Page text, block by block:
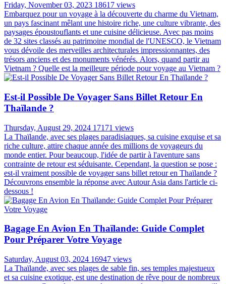
Friday, November 03, 2023 18617 views
Embarquez pour un voyage à la découverte du charme du Vietnam,
un pays fascinant mêlant une histoire riche, une culture vibrante, des
paysages époustouflants et une cuisine délicieuse. Avec pas moins
de 32 sites classés au patrimoine mondial de l'UNESCO, le Vietnam
vous dévoile des merveilles architecturales impressionnantes, des
trésors anciens et des monuments vénérés. Alors, quand partir au
Vietnam ? Quelle est la meilleure période pour voyage au Vietnam ?
Est-il Possible De Voyager Sans Billet Retour En
Thaïlande ?
Thursday, August 29, 2024 17171 views
La Thaïlande, avec ses plages paradisiaques, sa cuisine exquise et sa
riche culture, attire chaque année des millions de voyageurs du
monde entier. Pour beaucoup, l'idée de partir à l'aventure sans
contrainte de retour est séduisante. Cependant, la question se pose :
est-il vraiment possible de voyager sans billet retour en Thaïlande ?
Découvrons ensemble la réponse avec Autour Asia dans l'article ci-
dessous !
Bagage En Avion En Thaïlande: Guide Complet
Pour Préparer Votre Voyage
Saturday, August 03, 2024 16947 views
La Thaïlande, avec ses plages de sable fin, ses temples majestueux
et sa cuisine exotique, est une destination de rêve pour de nombreux